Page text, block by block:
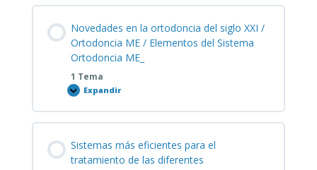
Novedades en la ortodoncia del siglo XXI /
Ortodoncia ME / Elementos del Sistema
Ortodoncia ME_
1 Tema
Expandir
Novedades
la
ortodoncia
XXI
/
Ortodoncia
Sistemas más eficientes para el
tratamiento de las diferentes